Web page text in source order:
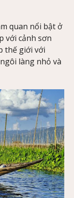
quan nổi bật ở
với cảnh sơn
thế giới với
làng nhỏ và